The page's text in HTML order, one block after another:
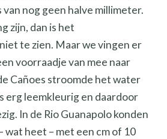
nog geen halve millimeter.
zijn, dan is het
te zien. Maar we vingen er
voorraadje van mee naar
Cañoes stroomde het water
erg leemkleurig en daardoor
In de Rio Guanapolo konden
wat heet – met een cm of 10